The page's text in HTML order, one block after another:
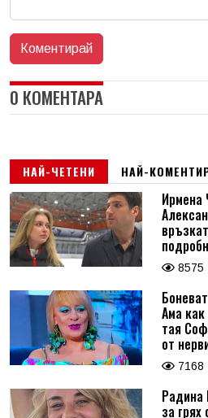
0 КОМЕНТАРА
НАЙ-ЧЕТЕНИ НАЙ-
Ирмена
8575
Ама
тая
от
7168
Радина
за